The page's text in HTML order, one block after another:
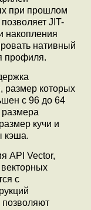
при прошлом
JIT-
накопления
нативный
профиля.
размер которых
с 96 до 64
кучи и
кэша.
API Vector,
с
позволяют